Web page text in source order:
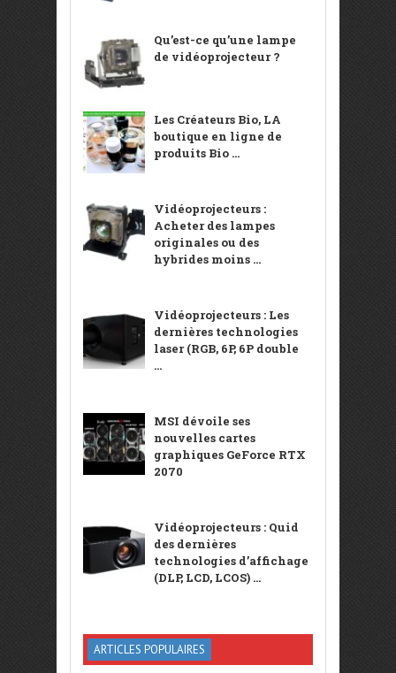
Qu’est-ce qu’une lampe
de vidéoprojecteur ?
Les Créateurs Bio, LA
boutique en ligne de
produits Bio ...
Vidéoprojecteurs :
Acheter des lampes
originales ou des
hybrides moins ...
Vidéoprojecteurs : Les
dernières technologies
laser (RGB, 6P, 6P double
...
MSI dévoile ses
nouvelles cartes
graphiques GeForce RTX
2070
Vidéoprojecteurs : Quid
des dernières
technologies d’affichage
(DLP, LCD, LCOS) ...
ARTICLES POPULAIRES